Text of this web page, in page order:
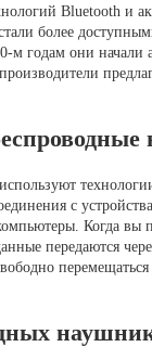
Bluetooth и
более
годам они начали
с
Когда вы
передаются